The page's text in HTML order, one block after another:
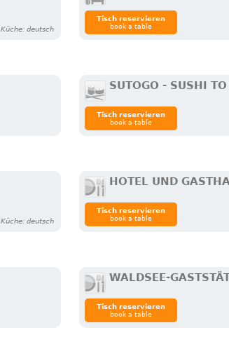
Küche: deutsch
Tisch reservieren
book a table
SUTOGO - SUSHI TO
Tisch reservieren
book a table
Küche: deutsch
HOTEL UND
Tisch reservieren
book a table
WALDSEE-
Tisch reservieren
book a table